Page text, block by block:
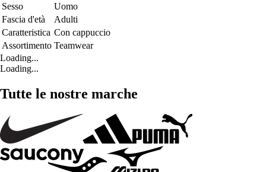
Sesso
Uomo
Fascia d'età
Adulti
Caratteristica Con cappuccio
Assortimento Teamwear
Loading...
Loading...
Tutte le nostre marche